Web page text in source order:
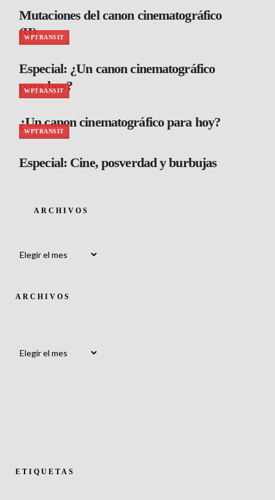
Mutaciones del canon cinematográfico
(II)
WPTRANSIT
Especial: ¿Un canon cinematográfico
para hoy?
WPTRANSIT
¿Un canon cinematográfico para hoy?
WPTRANSIT
Especial: Cine, posverdad y burbujas
ARCHIVOS
ARCHIVOS
ETIQUETAS